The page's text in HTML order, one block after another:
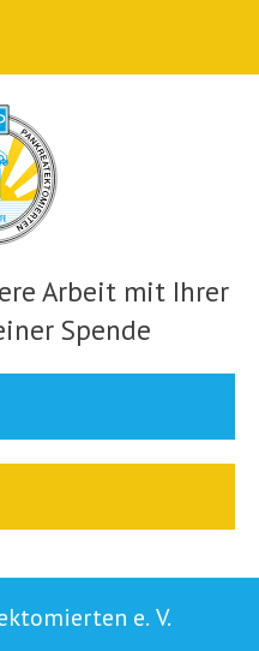
Arbeit mit Ihrer
Spende
e. V.